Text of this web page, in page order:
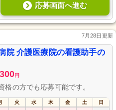
応募画面へ進む
7月28日更新
院 介護医療院の看護助手の
円
の方でも応募可能です。
火 水 木 金 土 日